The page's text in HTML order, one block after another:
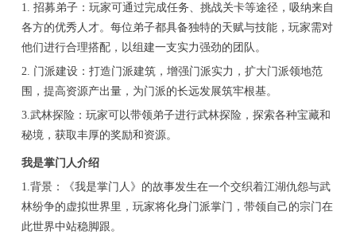
1. 招募弟子：玩家可通过完成任务、挑战关卡等途径，吸纳来自
各方的优秀人才。每位弟子都具备独特的天赋与技能，玩家需对
他们进行合理搭配，以组建一支实力强劲的团队。
2. 门派建设：打造门派建筑，增强门派实力，扩大门派领地范
围，提高资源产出量，为门派的长远发展筑牢根基。
3.武林探险：玩家可以带领弟子进行武林探险，探索各种宝藏和
秘境，获取丰厚的奖励和资源。
我是掌门人介绍
1.背景：《我是掌门人》的故事发生在一个交织着江湖仇怨与武
林纷争的虚拟世界里，玩家将化身门派掌门，带领自己的宗门在
此世界中站稳脚跟。